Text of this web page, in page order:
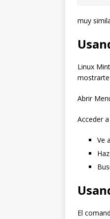
muy
Linux
mostrarte
Abrir
Acceder
Ve
El